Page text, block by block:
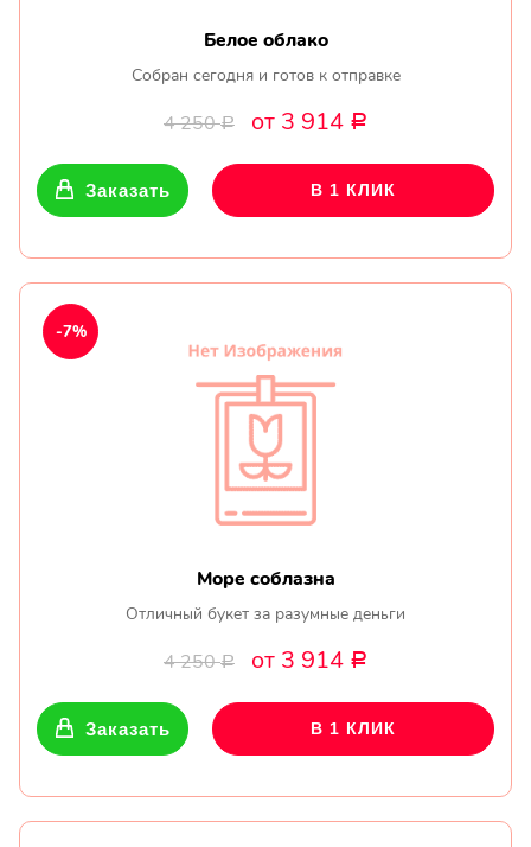
Белое облако
Собран сегодня и готов к отправке
4 250Р от 3 914 Р
Заказать В 1 КЛИК
Море соблазна
Отличный букет за разумные деньги
4 250Р от 3 914 Р
-7%
Заказать В 1 КЛИК